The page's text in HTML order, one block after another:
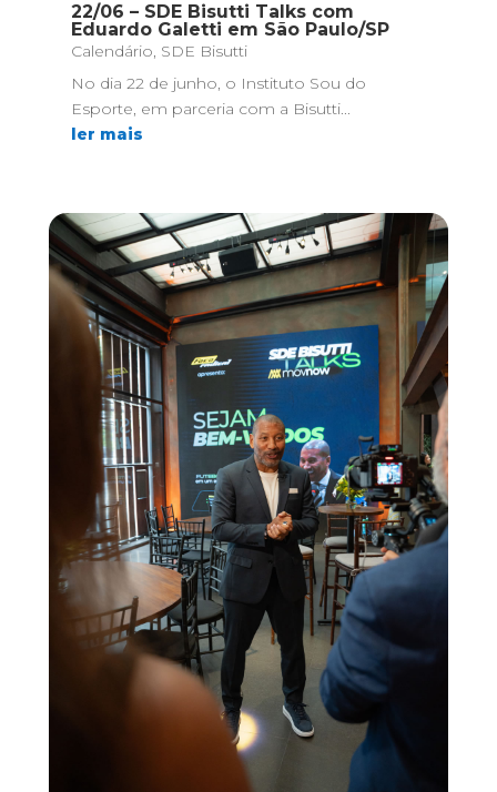
22/06 – SDE Bisutti Talks com
Eduardo Galetti em São Paulo/SP
Calendário, SDE Bisutti
No dia 22 de junho, o Instituto Sou do
Esporte, em parceria com a Bisutti...
ler mais